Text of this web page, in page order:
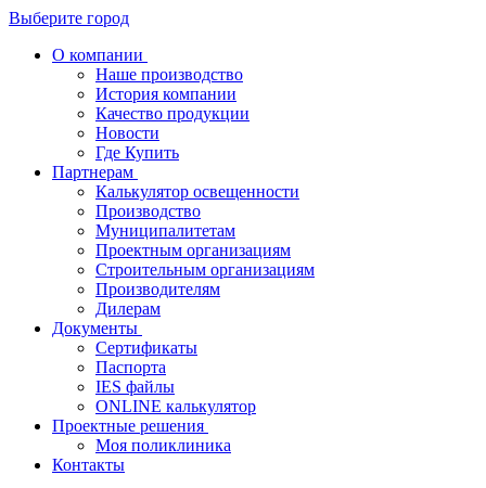
Выберите город
О компании
Наше производство
История компании
Качество продукции
Новости
Где Купить
Партнерам
Калькулятор освещенности
Производство
Муниципалитетам
Проектным организациям
Строительным организациям
Производителям
Дилерам
Документы
Сертификаты
Паспорта
IES файлы
ONLINE калькулятор
Проектные решения
Моя поликлиника
Контакты